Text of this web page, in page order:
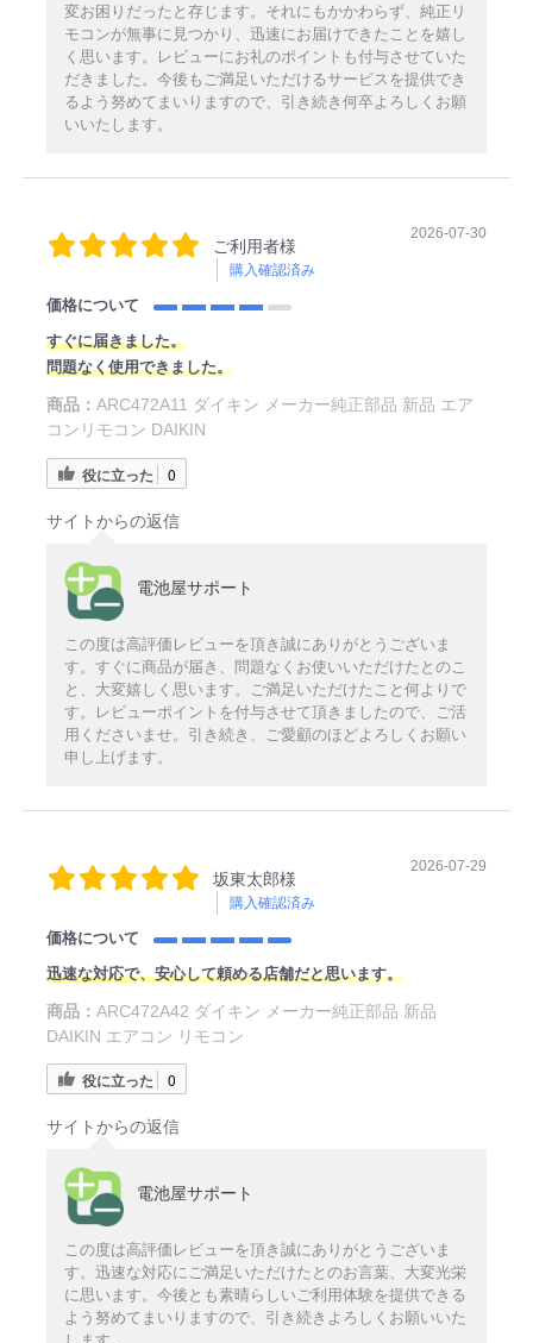
変お困りだったと存じます。それにもかかわらず、純正リ
モコンが無事に見つかり、迅速にお届けできたことを嬉し
く思います。レビューにお礼のポイントも付与させていた
だきました。今後もご満足いただけるサービスを提供でき
るよう努めてまいりますので、引き続き何卒よろしくお願
いいたします。
ご利用者様
購入確認済み
2026-07-30
価格について
すぐに届きました。
問題なく使用できました。
商品： ARC472A11 ダイキン メーカー純正部品 新品 エア
コンリモコン DAIKIN
役に立った 0
サイトからの返信
電池屋サポート
この度は高評価レビューを頂き誠にありがとうございま
す。すぐに商品が届き、問題なくお使いいただけたとのこ
と、大変嬉しく思います。ご満足いただけたこと何よりで
す。レビューポイントを付与させて頂きましたので、ご活
用くださいませ。引き続き、ご愛顧のほどよろしくお願い
申し上げます。
坂東太郎様
購入確認済み
2026-07-29
価格について
迅速な対応で、安心して頼める店舗だと思います。
商品： ARC472A42 ダイキン メーカー純正部品 新品
DAIKIN エアコン リモコン
役に立った 0
サイトからの返信
電池屋サポート
この度は高評価レビューを頂き誠にありがとうございま
す。迅速な対応にご満足いただけたとのお言葉、大変光栄
に思います。今後とも素晴らしいご利用体験を提供できる
よう努めてまいりますので、引き続きよろしくお願いいた